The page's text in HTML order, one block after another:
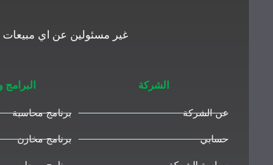
غير مسئولين عن اي مبيعات
الشركة
عن الشركة
حسابي
برنامج محاسبة
برنامج مخازن